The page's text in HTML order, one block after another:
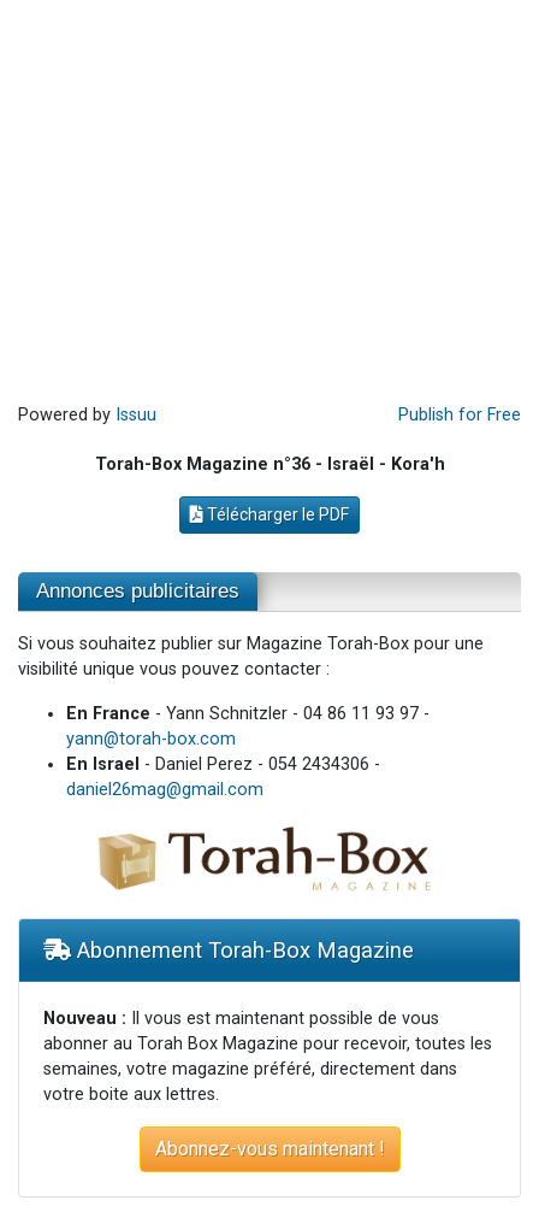
Powered by Issuu Publish for Free
Torah-Box Magazine n°36 - Israël - Kora'h
Télécharger le PDF
Annonces publicitaires
Si vous souhaitez publier sur Magazine Torah-Box pour une
visibilité unique vous pouvez contacter :
En France - Yann Schnitzler - 04 86 11 93 97 -
yann@torah-box.com
En Israel - Daniel Perez - 054 2434306 -
daniel26mag@gmail.com
Abonnement Torah-Box Magazine
Nouveau : Il vous est maintenant possible de vous
abonner au Torah Box Magazine pour recevoir, toutes les
semaines, votre magazine préféré, directement dans
votre boite aux lettres.
Abonnez-vous maintenant !